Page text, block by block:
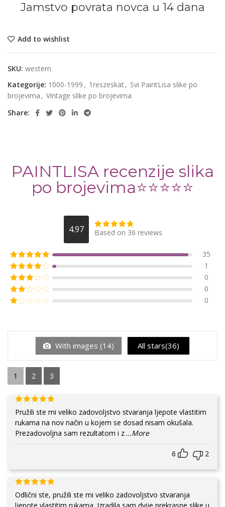
Jamstvo povrata novca u 14 dana
Add to wishlist
SKU: western
Kategorije: 1000-1999 , 1reszeskat, Svi PaintLisa slike po
brojevima , Vintage slike po brojevima
Share:
PAINTLISA recenzije slika
po brojevima⭐️⭐️⭐️⭐️⭐️
4.97 Based on 36 reviews
35
1
0
0
0
With images (14) All stars(36)
1 2 3
Pružili ste mi veliko zadovoljstvo stvaranja ljepote vlastitim
rukama na nov način u kojem se dosad nisam okušala.
Prezadovoljna sam rezultatom i z...More
6 2
Odlični ste, pružili ste mi veliko zadovoljstvo stvaranja
ljepote vlastitim rukama. Izradila sam dvije prekrasne slike u